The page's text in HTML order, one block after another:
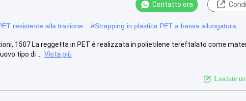
Contatto ora
resistente alla trazione #Strapping in plastica PET a bassa allungatura
1507 La reggetta in PET è realizzata in polietilene tereftalato come
tipo di ...
Vista più
Lasciate un